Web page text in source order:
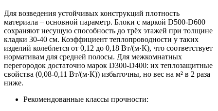
Для возведения устойчивых конструкций плотность
материала – основной параметр. Блоки с маркой D500-D600
сохраняют несущую способность до трёх этажей при толщине
кладки 30-40 см. Коэффициент теплопроводности у таких
изделий колеблется от 0,12 до 0,18 Вт/(м·К), что соответствует
нормативам для средней полосы. Для межкомнатных
перегородок достаточно марок D300-D400: их теплозащитные
свойства (0,08-0,11 Вт/(м·К)) избыточны, но вес на м² в 2 раза
ниже.
Рекомендованные классы прочности: